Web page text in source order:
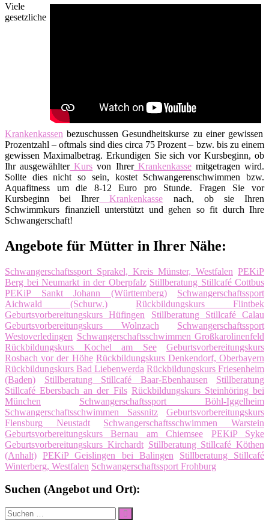
Viele
gesetzliche
Krankenkassen bezuschussen Gesundheitskurse zu einer gewissen
Prozentzahl – oftmals sind dies circa 75 Prozent – bzw. bis zu einem
gewissen Maximalbetrag. Erkundigen Sie sich vor Kursbeginn, ob
Ihr ausgewählterKurs von IhrerKrankenkassemitgetragen wird.
Sollte dies nicht so sein, kostet Schwangerenschwimmen bzw.
Aquafitness um die 8-12 Euro pro Stunde. Fragen Sie vor
Kursbeginn bei IhrerKrankenkasse nach, ob sie Ihren
Schwimmkurs finanziell unterstützt und gehen so fit durch Ihre
Schwangerschaft!
Angebote für Mütter in Ihrer Nähe:
Schwangerschaftssport Sprakel, Kreis Münster, Westfalen PEKiP
Berg bei Neumarkt in der Oberpfalz Stillberatung Stillcafé Cottbus
PEKiP Sankt Johann (Württemberg)
Schwangerschaftssport
Aichwald (Schurw.)
Rückbildungskurs Flintbek
Geburtsvorbereitungskurs Hüfingen
Stillberatung Stillcafé Calau
Geburtsvorbereitungskurs Wolnzach
Schwangerschaftssport
Westoverledingen Schwangerschaftsschwimmen Großkarolinenfeld
Rückbildungskurs Kochel am See
Geburtsvorbereitungskurs
Rosbach vor der Höhe Rückbildungskurs Denkendorf, Oberbayern
Rückbildungskurs Bad Liebenwerda Rückbildungskurs Friesenheim
(Baden)
Stillberatung Stillcafé Baar-Ebenhausen
Stillberatung
Stillcafé Ebersbach an der Fils Rückbildungskurs Steinhöring bei
München
Schwangerschaftssport Böhl-Iggelheim
Schwangerschaftsschwimmen Sassnitz
Geburtsvorbereitungskurs
Flensburg Neustadt
Schwangerschaftsschwimmen Warstein
Geburtsvorbereitungskurs Bernau am Chiemsee
PEKiP Syke
Geburtsvorbereitungskurs Kirchardt Stillberatung Stillcafé Köthen
(Anhalt) PEKiP Geislingen bei Balingen
Stillberatung Stillcafé
Winterberg, Westfalen Schwangerschaftssport Frohburg
Suchen (Angebot und Ort):
Suche
nach:
Suchen